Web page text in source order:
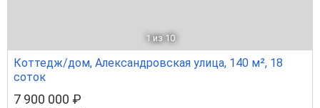
1 из 10
Коттедж/дом, Александровская улица, 140 м², 18
соток
7 900 000 ₽